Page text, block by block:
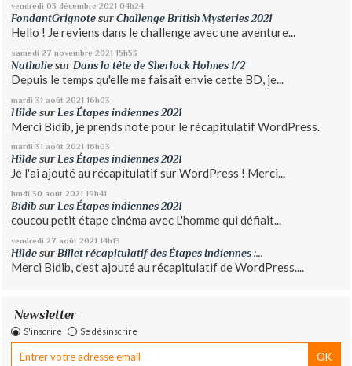
vendredi 03 décembre 2021 04h24
FondantGrignote surChallenge British Mysteries 2021
Hello ! Je reviens dans le challenge avec une aventure...
samedi 27 novembre 2021 15h53
Nathalie surDans la tête de Sherlock Holmes 1/2
Depuis le temps qu'elle me faisait envie cette BD, je...
mardi 31 août 2021 16h03
Hilde sur Les Étapes indiennes 2021
Merci Bidib, je prends note pour le récapitulatif WordPress.
mardi 31 août 2021 16h03
Hilde surLes Étapes indiennes 2021
Je l'ai ajouté au récapitulatif sur WordPress ! Merci...
lundi 30 août 2021 19h41
Bidib sur Les Étapes indiennes 2021
coucou petit étape cinéma avec L'homme qui défiait...
vendredi 27 août 2021 14h13
Hilde sur Billet récapitulatif des Étapes Indiennes :...
Merci Bidib, c'est ajouté au récapitulatif de WordPress....
Newsletter
S'inscrire Se désinscrire